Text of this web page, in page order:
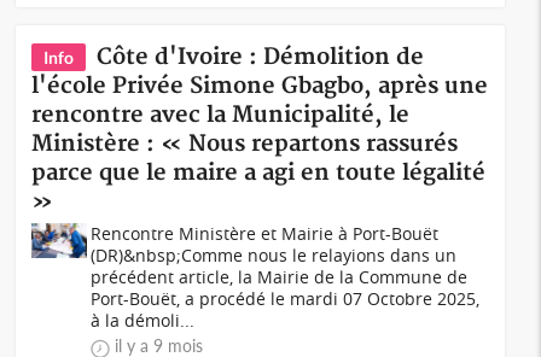
Info
Côte d'Ivoire : Démolition de
l'école Privée Simone Gbagbo, après une
rencontre avec la Municipalité, le
Ministère : « Nous repartons rassurés
parce que le maire a agi en toute légalité
»
Rencontre Ministère et Mairie à Port-Bouët
(DR)&nbsp;Comme nous le relayions dans un
précédent article, la Mairie de la Commune de
Port-Bouët, a procédé le mardi 07 Octobre 2025,
à la démoli...
il y a 9 mois